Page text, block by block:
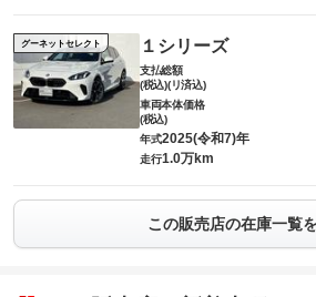
グーネットセレクト １シリーズ
支払総額
(税込)(リ済込)
車両本体価格
(税込)
年式2025(令和7)年
走行1.0万km
この販売店の在庫一覧